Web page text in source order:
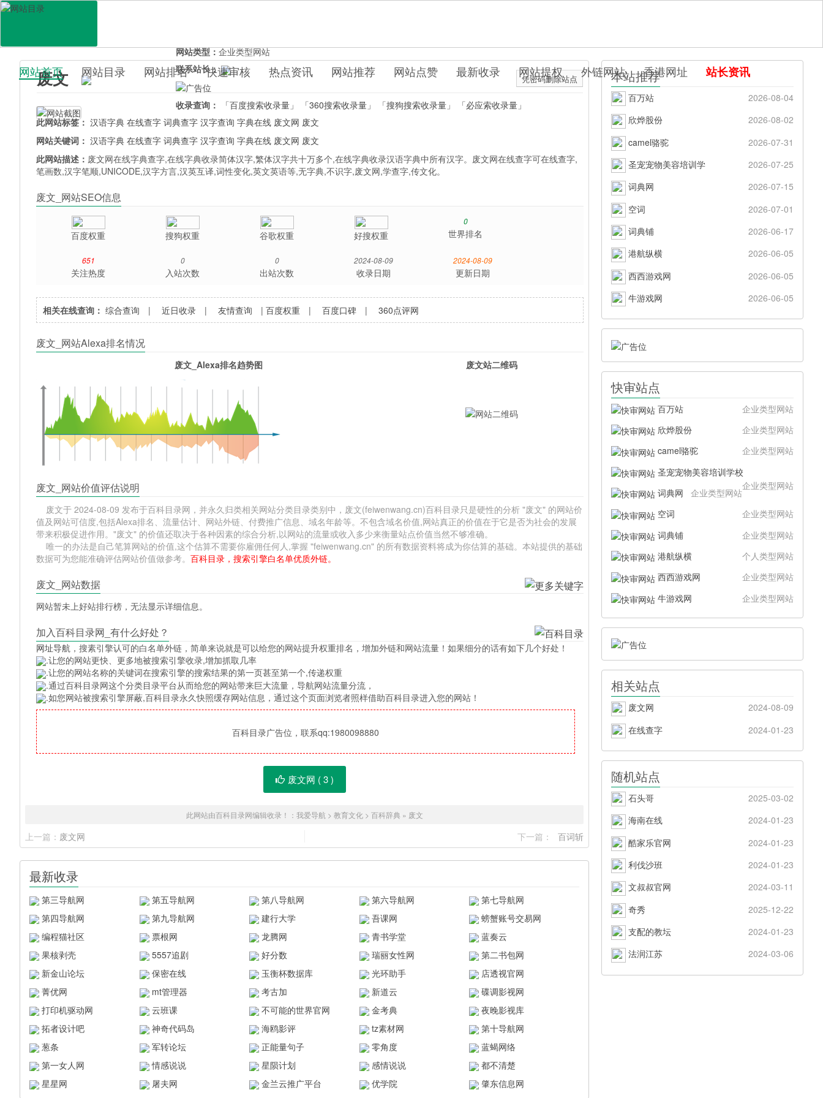
百科目录
网站首页 网站目录 网站排名 快速审核 热点资讯 网站推荐 网站点赞 最新收录 网站提权 外链网站 香港网址 站长资讯
废文 凭密码删除站点
网站类型：企业类型网站
联系站长：
收录查询： 「百度搜索收录量」 「360搜索收录量」 「搜狗搜索收录量」
「必应索收录量」
此网站标签： 汉语字典 在线查字 词典查字 汉字查询 字典在线 废文网 废文
网站关键词： 汉语字典 在线查字 词典查字 汉字查询 字典在线 废文网 废文
此网站描述： 废文网在线字典查字,在线字典收录简体汉字,繁体汉字共十万多个,在线字典收录汉语字典中所有汉字。废文网在线查字可在线查字,
笔画数,汉字笔顺,UNICODE,汉字方言,汉英互译,词性变化,英文英语等,无字典,不识字,废文网,学查字,传文化。
废文_网站SEO信息
百度权重 搜狗权重 谷歌权重 好搜权重
0
世界排名
651
关注热度
0
入站次数
0
出站次数
2024-08-09
收录日期
2024-08-09
更新日期
相关在线查询： 综合查询 |近日收录 |友情查询 |百度权重 |百度口碑 |360点评网
废文_网站Alexa排名情况
废文_Alexa排名趋势图 废文站二维码
废文_网站价值评估说明
废文于 2024-08-09 发布于百科目录网，并永久归类相关网站分类目录类别中，废文(feiwenwang.cn)百科目录只是硬性的分析 "废文" 的网站价
值及网站可信度,包括Alexa排名、流量估计、网站外链、付费推广信息、域名年龄等。不包含域名价值,网站真正的价值在于它是否为社会的发展
带来积极促进作用。"废文" 的价值还取决于各种因素的综合分析,以网站的流量或收入多少来衡量站点价值当然不够准确。
唯一的办法是自己笔算网站的价值,这个估算不需要你雇佣任何人,掌握 "feiwenwang.cn" 的所有数据资料将成为你估算的基础。本站提供的基础
数据可为您能准确评估网站价值做参考。百科目录，搜索引擎白名单优质外链。
废文_网站数据
网站暂未上好站排行榜，无法显示详细信息。
加入百科目录网_有什么好处？
网址导航 ，搜素引擎认可的白名单外链，简单来说就是可以给您的网站提升权重排名，增加外链和网站流量！如果细分的话有如下几个好处！
.让您的网站更快、更多地被搜索引擎收录,增加抓取几率
.让您的网站名称的关键词在搜索引擎的搜索结果的第一页甚至第一个,传递权重
.通过百科目录网这个分类目录平台从而给您的网站带来巨大流量，导航网站流量分流，
.如您网站被搜索引擎屏蔽,百科目录永久快照缓存网站信息，通过这个页面浏览者照样借助百科目录进入您的网站！
百科目录广告位，联系qq:1980098880
废文网 ( 3)
此网站由百科目录网编辑收录！： 我爱导航 > 教育文化> 百科辞典 » 废文
上一篇： 废文网 下一篇： 百词斩
最新收录
第三导航网 第五导航网 第八导航网 第六导航网
第七导航网
第四导航网
第九导航网 建行大学 吾课网
螃蟹账号交易网
编程猫社区
票根网 龙腾网 青书学堂
蓝奏云
果核剥壳
5557追剧 好分数 瑞丽女性网
第二书包网
新金山论坛
保密在线 玉衡杯数据库 光环助手
店透视官网
菁优网
mt管理器 考古加 新道云
碟调影视网
打印机驱动网
云班课 不可能的世界官网 金考典
夜晚影视库
拓者设计吧
神奇代码岛 海鸥影评 tz素材网
第十导航网
葱条
军转论坛 正能量句子 零角度
蓝蝎网络
第一女人网
情感说说 星陨计划 感情说说
都不清楚
星星网
屠夫网 金兰云推广平台 优学院 肇东信息网
本站推荐
百万站
2026-08-04
欣烨股份
2026-08-02
camel骆驼
2026-07-31
圣宠宠物美容培训学
2026-07-25
词典网
2026-07-15
空词
2026-07-01
词典铺
2026-06-17
港航纵横
2026-06-05
西西游戏网
2026-06-05
牛游戏网
2026-06-05
快审站点
百万站
企业类型网站
欣烨股份
企业类型网站
camel骆驼
企业类型网站
圣宠宠物美容培训学校
企业类型网站
词典网
企业类型网站
空词
企业类型网站
词典铺
企业类型网站
港航纵横
个人类型网站
西西游戏网
企业类型网站
牛游戏网
企业类型网站
相关站点
废文网
2024-08-09
在线查字
2024-01-23
随机站点
石头哥
2025-03-02
海南在线
2024-01-23
酷家乐官网
2024-01-23
利伐沙班
2024-01-23
文叔叔官网
2024-03-11
奇秀
2025-12-22
支配的教坛
2024-01-23
法润江苏
2024-03-06